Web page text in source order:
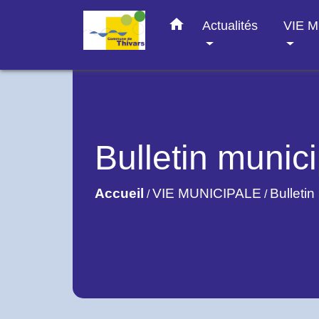
home Actualités VIE
Bulletin
Accueil /VIE MUNICIPALE / Bulletin